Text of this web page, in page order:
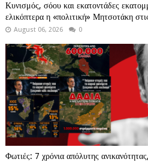
Κυνισμός, σόου και εκατοντάδες
ελικόπτερα η «πολιτική» Μητσοτάκη
August 06, 2026 0
Φωτιές: 7 χρόνια απόλυτης